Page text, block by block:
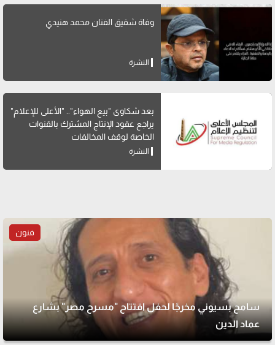
وفاة شقيق الفنان محمد هنيدي
النشرة
بعد شكاوى "بيع الهواء".. "الأعلى للإعلام"
يراجع عقود الإنتاج المشترك بالقنوات
الخاصة لوقف المخالفات
النشرة
فنون
سامح بسيوني مخرجًا لحفل افتتاح "مسرح مصر" بشارع
عماد الدين